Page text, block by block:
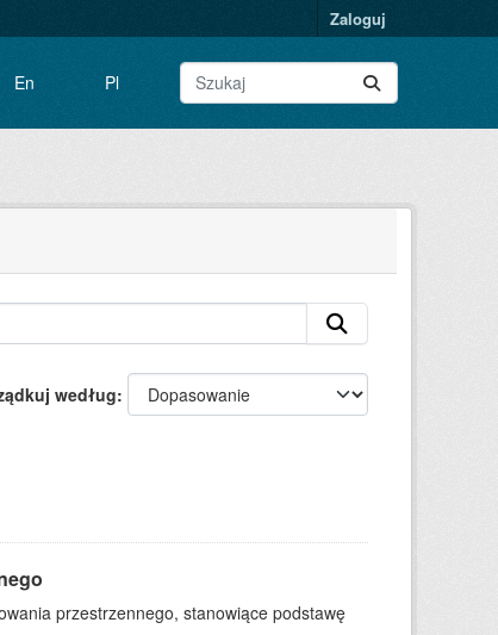
Zaloguj
En Pl
według
przestrzennego, stanowiące podstawę